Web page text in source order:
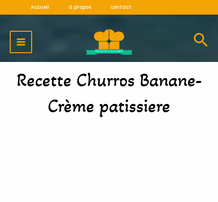
contenu
Accueil à propos contact
MENU
Recette Churros Banane-
Crème patissiere